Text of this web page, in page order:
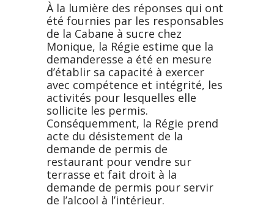
À la lumière des réponses qui ont
été fournies par les responsables
de la Cabane à sucre chez
Monique, la Régie estime que la
demanderesse a été en mesure
d’établir sa capacité à exercer
avec compétence et intégrité, les
activités pour lesquelles elle
sollicite les permis.
Conséquemment, la Régie prend
acte du désistement de la
demande de permis de
restaurant pour vendre sur
terrasse et fait droit à la
demande de permis pour servir
de l’alcool à l’intérieur.